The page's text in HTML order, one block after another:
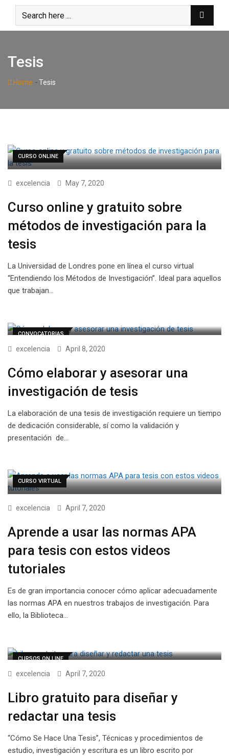
content
Tesis
Home -Tesis
CURSO ONLINE
excelencia May 7, 2020
Curso online y gratuito sobre
métodos de investigación para la
tesis
La Universidad de Londres pone en línea el curso virtual
“Entendiendo los Métodos de Investigación”. Ideal para aquellos
que trabajan…
CONVOCATORIAS
excelencia April 8, 2020
Cómo elaborar y asesorar una
investigación de tesis
La elaboración de una tesis de investigación requiere un tiempo
de dedicación considerable, sí como la validación y
presentación de…
CURSO VIRTUAL
excelencia April 7, 2020
Aprende a usar las normas APA
para tesis con estos videos
tutoriales
Es de gran importancia conocer cómo aplicar adecuadamente
las normas APA en nuestros trabajos de investigación. Para
ello, la Biblioteca…
CURSOS ON LINE
excelencia April 7, 2020
Libro gratuito para diseñar y
redactar una tesis
“Cómo Se Hace Una Tesis”, Técnicas y procedimientos de
estudio, investigación y escritura es un libro escrito por